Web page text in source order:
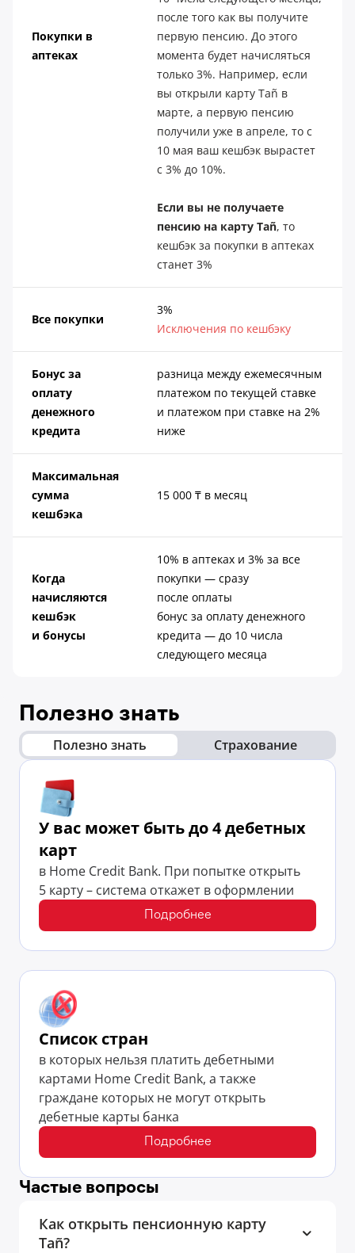
Покупки в
аптеках
после того как вы получите
первую пенсию. До этого
момента будет начисляться
только 3%. Например, если
вы открыли карту Tañ в
марте, а первую пенсию
получили уже в апреле, то с
10 мая ваш кешбэк вырастет
с 3% до 10%.
Если вы не получаете
пенсию на карту Tañ, то
кешбэк за покупки в аптеках
станет 3%
Все покупки
3%
Исключения по кешбэку
Бонус за
оплату
денежного
кредита
разница между ежемесячным
платежом по текущей ставке
и платежом при ставке на 2%
ниже
Максимальная
сумма
кешбэка
15 000 ₸ в месяц
Когда
начисляются
кешбэк
и бонусы
10% в аптеках и 3% за все
покупки — сразу
после оплаты
бонус за оплату денежного
кредита — до 10 числа
следующего месяца
Полезно знать
Полезно знать Страхование
У вас может быть до 4 дебетных
карт
в Home Credit Bank. При попытке открыть
5 карту – система откажет в оформлении
Подробнее
Список стран
в которых нельзя платить дебетными
картами Home Credit Bank, а также
граждане которых не могут открыть
дебетные карты банка
Подробнее
Частые вопросы
Как открыть пенсионную карту
Tañ?